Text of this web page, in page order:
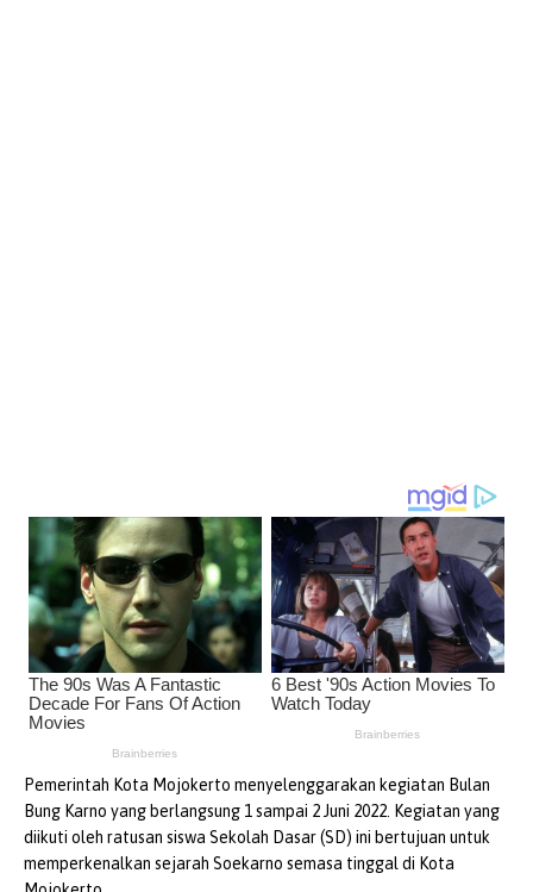
Pemerintah Kota Mojokerto menyelenggarakan kegiatan Bulan
Bung Karno yang berlangsung 1 sampai 2 Juni 2022. Kegiatan yang
diikuti oleh ratusan siswa Sekolah Dasar (SD) ini bertujuan untuk
memperkenalkan sejarah Soekarno semasa tinggal di Kota